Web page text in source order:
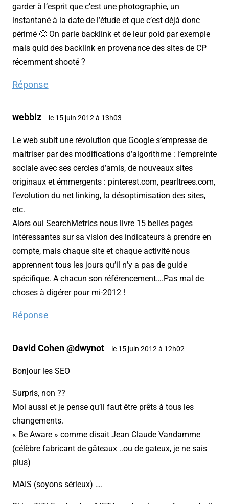
garder à l’esprit que c’est une photographie, un
instantané à la date de l’étude et que c’est déjà donc
périmé 🙂 On parle backlink et de leur poid par exemple
mais quid des backlink en provenance des sites de CP
récemment shooté ?
Réponse
webbiz le 15 juin 2012 à 13h03
Le web subit une révolution que Google s’empresse de
maitriser par des modifications d’algorithme : l’empreinte
sociale avec ses cercles d’amis, de nouveaux sites
originaux et émmergents : pinterest.com, pearltrees.com,
l’evolution du net linking, la désoptimisation des sites,
etc.
Alors oui SearchMetrics nous livre 15 belles pages
intéressantes sur sa vision des indicateurs à prendre en
compte, mais chaque site et chaque activité nous
apprennent tous les jours qu’il n’y a pas de guide
spécifique. A chacun son référencement….Pas mal de
choses à digérer pour mi-2012 !
Réponse
David Cohen @dwynot le 15 juin 2012 à 12h02
Bonjour les SEO
Surpris, non ??
Moi aussi et je pense qu’il faut être prêts à tous les
changements.
« Be Aware » comme disait Jean Claude Vandamme
(célèbre fabricant de gâteaux ..ou de gateux, je ne sais
plus)
MAIS (soyons sérieux) ….